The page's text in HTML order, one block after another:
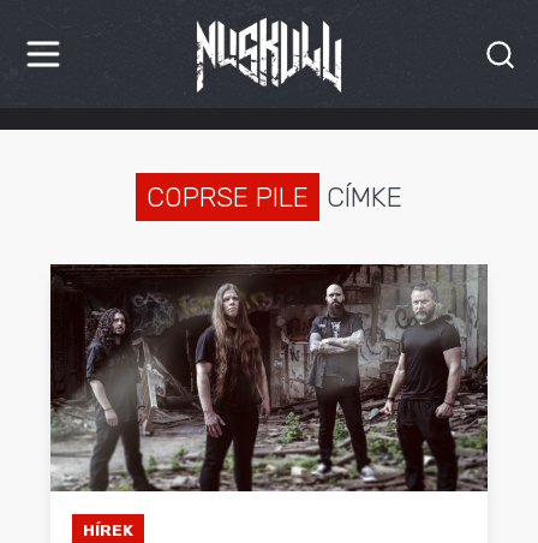
HÍREK
INTERJÚK
PREMIEREK
KULT
MÁSVILÁG
BLOG
COPRSE PILE CÍMKE
HÍREK